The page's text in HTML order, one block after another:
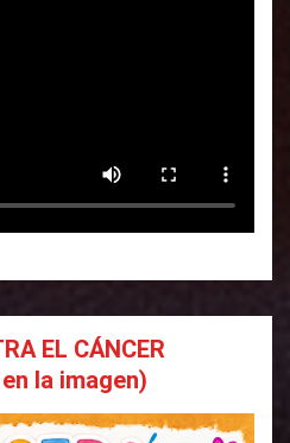
EL CÁNCER
la imagen)